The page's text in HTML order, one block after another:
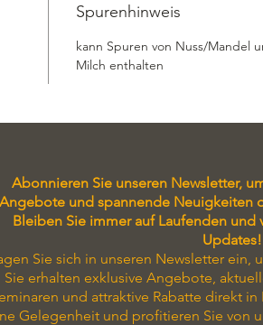
Spurenhinweis
kann Spuren von Nuss/Mandel
Milch enthalten
Abonnieren Sie unseren Newsletter,
Angebote und spannende Neuigkeiten
Bleiben Sie immer auf Laufenden und
Updates!
Sie sich in unseren Newsletter ein,
Sie erhalten exklusive Angebote,
und attraktive Rabatte direkt in
Gelegenheit und profitieren Sie von